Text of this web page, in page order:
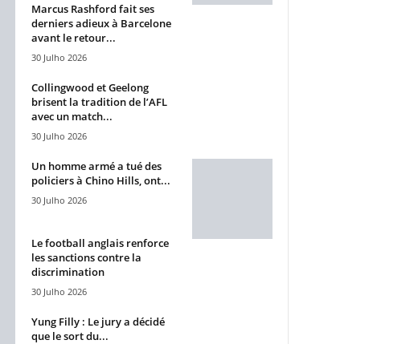
Marcus Rashford fait ses
derniers adieux à Barcelone
avant le retour...
30 Julho 2026
Collingwood et Geelong
brisent la tradition de l’AFL
avec un match...
30 Julho 2026
Un homme armé a tué des
policiers à Chino Hills, ont...
30 Julho 2026
Le football anglais renforce
les sanctions contre la
discrimination
30 Julho 2026
Yung Filly : Le jury a décidé
que le sort du...